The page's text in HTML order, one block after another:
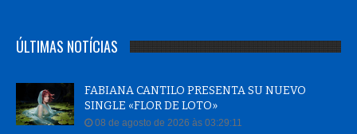
SINGLE «FLOR DE LOTO»
08 de agosto de 2026 às 03:29:11